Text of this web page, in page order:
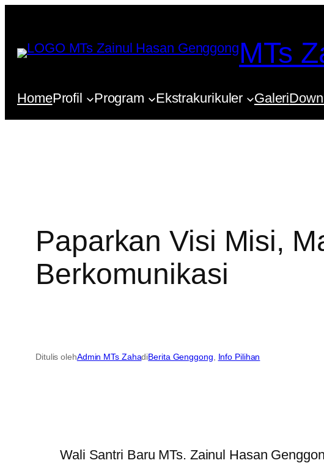
konten
MTs
HomeProfil Program Ekstrakurikuler Galeri
Paparkan Visi Misi,
Berkomunikasi
Ditulis olehAdmin MTs ZahadiBerita Genggong Info Pilihan
Wali Santri Baru MTs. Zainul Hasan